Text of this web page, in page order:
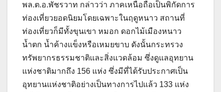
พล.ต.อ.พัชรวาท กล่าวว่า ภาคเหนือถือเป็นพิกัดการ
ท่องเที่ยวยอดนิยมโดยเฉพาะในฤดูหนาว สถานที่
ท่องเที่ยวก็มีทั้งขุนเขา หมอก ดอกไม้เมืองหนาว
น้ำตก น้ำค้างแข็งหรือเหมยขาบ ดังนั้นกระทรวง
ทรัพยากรธรรมชาติและสิ่งแวดล้อม ซึ่งดูแลอุทยาน
แห่งชาติมากถึง 156 แห่ง ซึ่งมีที่ได้รับประกาศเป็น
อุทยานแห่งชาติอย่างเป็นทางการไปแล้ว 133 แห่ง